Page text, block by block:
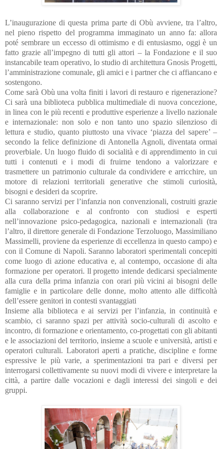
L’inaugurazione di questa prima parte di Obù avviene, tra l’altro,
nel pieno rispetto del programma immaginato un anno fa: allora
poté sembrare un eccesso di ottimismo e di entusiasmo, oggi è un
fatto grazie all’impegno di tutti gli attori – la Fondazione e il suo
instancabile team operativo, lo studio di architettura Gnosis Progetti,
l’amministrazione comunale, gli amici e i partner che ci affiancano e
sostengono.
Come sarà Obù una volta finiti i lavori di restauro e rigenerazione?
Ci sarà una biblioteca pubblica multimediale di nuova concezione,
in linea con le più recenti e produttive esperienze a livello nazionale
e internazionale: non solo e non tanto uno spazio silenzioso di
lettura e studio, quanto piuttosto una vivace ‘piazza del sapere’ –
secondo la felice definizione di Antonella Agnoli, diventata ormai
proverbiale. Un luogo fluido di socialità e di apprendimento in cui
tutti i contenuti e i modi di fruirne tendono a valorizzare e
trasmettere un patrimonio culturale da condividere e arricchire, un
motore di relazioni territoriali generative che stimoli curiosità,
bisogni e desideri da scoprire.
Ci saranno servizi per l’infanzia non convenzionali, costruiti grazie
alla collaborazione e al confronto con studiosi e esperti
nell’innovazione psico-pedagogica, nazionali e internazionali (tra
l’altro, il direttore generale di Fondazione Terzoluogo, Massimiliano
Massimelli, proviene da esperienze di eccellenza in questo campo) e
con il Comune di Napoli. Saranno laboratori sperimentali concepiti
come luogo di azione educativa e, al contempo, occasione di alta
formazione per operatori. ll progetto intende dedicarsi specialmente
alla cura della prima infanzia con orari più vicini ai bisogni delle
famiglie e in particolare delle donne, molto attento alle difficoltà
dell’essere genitori in contesti svantaggiati
Insieme alla biblioteca e ai servizi per l’infanzia, in continuità e
scambio, ci saranno spazi per attività socio-culturali di ascolto e
incontro, di formazione e orientamento, co-progettati con gli abitanti
e le associazioni del territorio, insieme a scuole e università, artisti e
operatori culturali. Laboratori aperti a pratiche, discipline e forme
espressive le più varie, a sperimentazioni tra pari e diversi per
interrogarsi collettivamente su nuovi modi di vivere e interpretare la
città, a partire dalle vocazioni e dagli interessi dei singoli e dei
gruppi.